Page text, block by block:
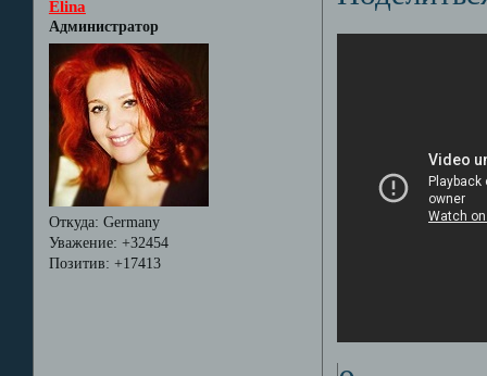
Elina
Администратор
Откуда: Germany
Уважение: +32454
Позитив: +17413